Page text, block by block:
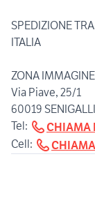
SPEDIZIONE
ITALIA
ZONA IMMAGINE
Via Piave, 25/1
60019
Tel:
CHIAMA
Cell: